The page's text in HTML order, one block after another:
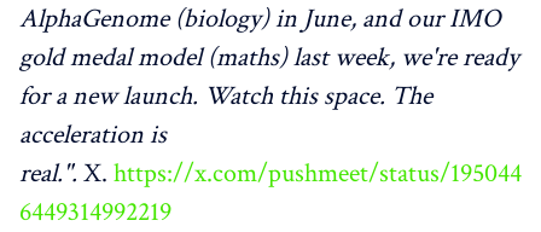
AlphaGenome (biology) in June, and our IMO
gold medal model (maths) last week, we're ready
for a new launch. Watch this space. The
acceleration is
real.". X. https://x.com/pushmeet/status/195044
6449314992219